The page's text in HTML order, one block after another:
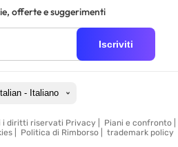
offerte e suggerimenti
Iscriviti
Italian - Italiano
i diritti riservati Privacy Piani e confronto|
| Politica di Rimborso| trademark policy